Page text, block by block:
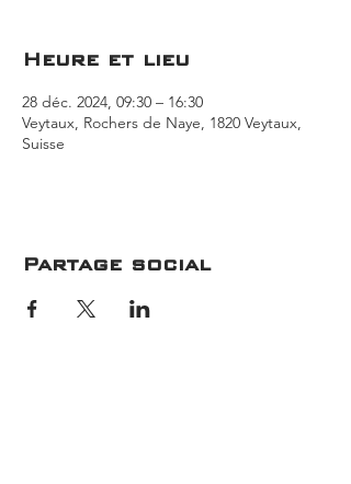
Heure et lieu
28 déc. 2024, 09:30 – 16:30
Veytaux, Rochers de Naye, 1820 Veytaux,
Suisse
Partage social